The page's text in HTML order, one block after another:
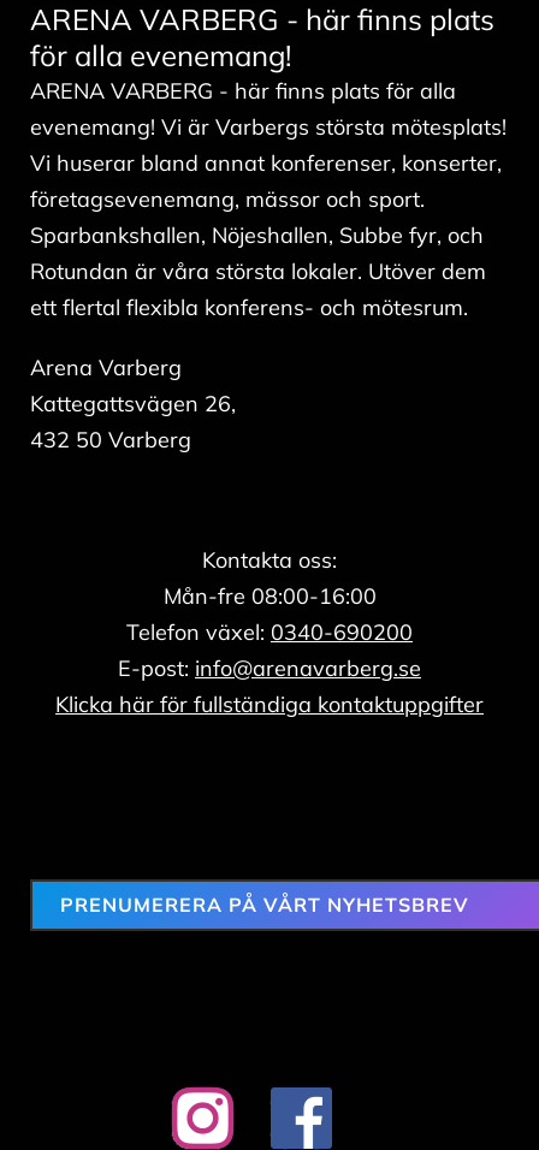
ARENA VARBERG - här finns plats
för alla evenemang!
ARENA VARBERG - här finns plats för alla
evenemang! Vi är Varbergs största mötesplats!
Vi huserar bland annat konferenser, konserter,
företagsevenemang, mässor och sport.
Sparbankshallen, Nöjeshallen, Subbe fyr, och
Rotundan är våra största lokaler. Utöver dem
ett flertal flexibla konferens- och mötesrum.
Arena Varberg
Kattegattsvägen 26,
432 50 Varberg
Kontakta oss:
Mån-fre 08:00-16:00
Telefon växel: 0340-690200
E-post: info@arenavarberg.se
Klicka här för fullständiga kontaktuppgifter
PRENUMERERA PÅ VÅRT NYHETSBREV